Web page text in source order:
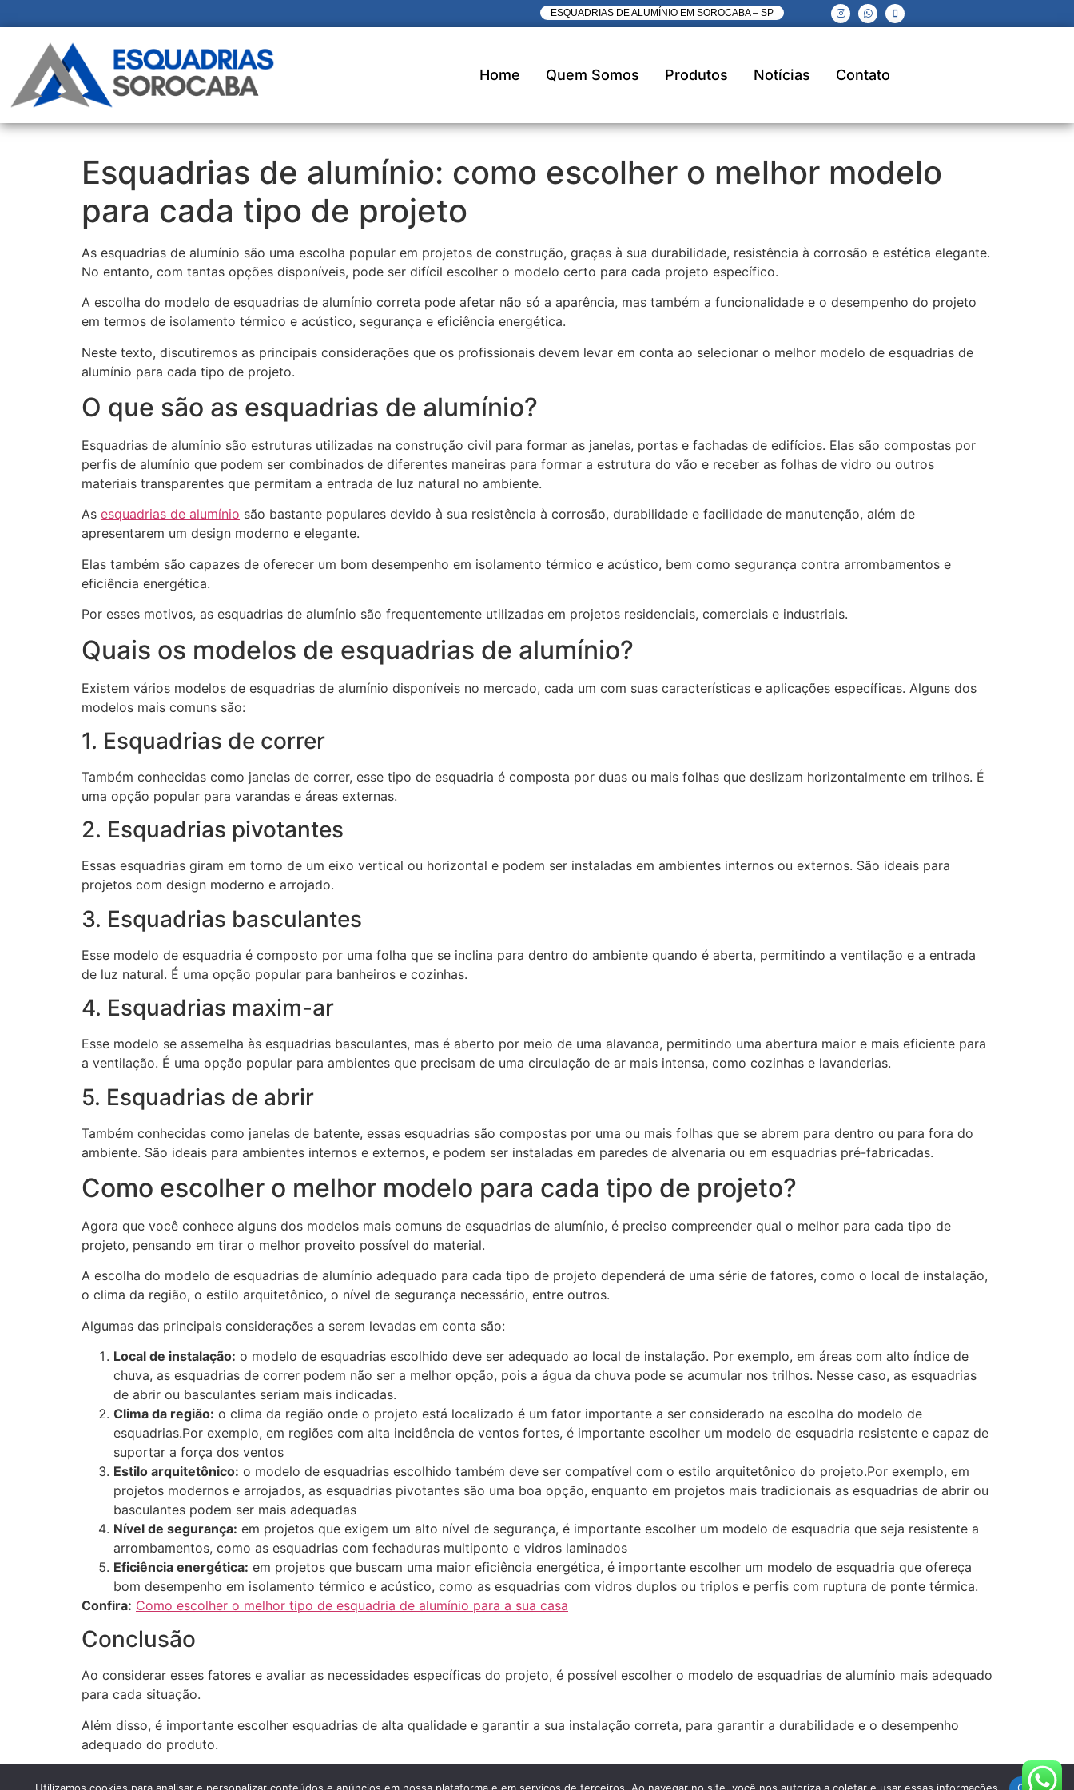
ESQUADRIAS DE ALUMÍNIO EM SOROCABA – SP
Home Quem Somos Produtos Notícias Contato
Esquadrias de alumínio: como escolher o melhor modelo
para cada tipo de projeto
As esquadrias de alumínio são uma escolha popular em projetos de construção, graças à sua durabilidade, resistência à corrosão e estética elegante.
No entanto, com tantas opções disponíveis, pode ser difícil escolher o modelo certo para cada projeto específico.
A escolha do modelo de esquadrias de alumínio correta pode afetar não só a aparência, mas também a funcionalidade e o desempenho do projeto
em termos de isolamento térmico e acústico, segurança e eficiência energética.
Neste texto, discutiremos as principais considerações que os profissionais devem levar em conta ao selecionar o melhor modelo de esquadrias de
alumínio para cada tipo de projeto.
O que são as esquadrias de alumínio?
Esquadrias de alumínio são estruturas utilizadas na construção civil para formar as janelas, portas e fachadas de edifícios. Elas são compostas por
perfis de alumínio que podem ser combinados de diferentes maneiras para formar a estrutura do vão e receber as folhas de vidro ou outros
materiais transparentes que permitam a entrada de luz natural no ambiente.
As esquadrias de alumínio são bastante populares devido à sua resistência à corrosão, durabilidade e facilidade de manutenção, além de
apresentarem um design moderno e elegante.
Elas também são capazes de oferecer um bom desempenho em isolamento térmico e acústico, bem como segurança contra arrombamentos e
eficiência energética.
Por esses motivos, as esquadrias de alumínio são frequentemente utilizadas em projetos residenciais, comerciais e industriais.
Quais os modelos de esquadrias de alumínio?
Existem vários modelos de esquadrias de alumínio disponíveis no mercado, cada um com suas características e aplicações específicas. Alguns dos
modelos mais comuns são:
1. Esquadrias de correr
Também conhecidas como janelas de correr, esse tipo de esquadria é composta por duas ou mais folhas que deslizam horizontalmente em trilhos. É
uma opção popular para varandas e áreas externas.
2. Esquadrias pivotantes
Essas esquadrias giram em torno de um eixo vertical ou horizontal e podem ser instaladas em ambientes internos ou externos. São ideais para
projetos com design moderno e arrojado.
3. Esquadrias basculantes
Esse modelo de esquadria é composto por uma folha que se inclina para dentro do ambiente quando é aberta, permitindo a ventilação e a entrada
de luz natural. É uma opção popular para banheiros e cozinhas.
4. Esquadrias maxim-ar
Esse modelo se assemelha às esquadrias basculantes, mas é aberto por meio de uma alavanca, permitindo uma abertura maior e mais eficiente para
a ventilação. É uma opção popular para ambientes que precisam de uma circulação de ar mais intensa, como cozinhas e lavanderias.
5. Esquadrias de abrir
Também conhecidas como janelas de batente, essas esquadrias são compostas por uma ou mais folhas que se abrem para dentro ou para fora do
ambiente. São ideais para ambientes internos e externos, e podem ser instaladas em paredes de alvenaria ou em esquadrias pré-fabricadas.
Como escolher o melhor modelo para cada tipo de projeto?
Agora que você conhece alguns dos modelos mais comuns de esquadrias de alumínio, é preciso compreender qual o melhor para cada tipo de
projeto, pensando em tirar o melhor proveito possível do material.
A escolha do modelo de esquadrias de alumínio adequado para cada tipo de projeto dependerá de uma série de fatores, como o local de instalação,
o clima da região, o estilo arquitetônico, o nível de segurança necessário, entre outros.
Algumas das principais considerações a serem levadas em conta são:
Local de instalação: o modelo de esquadrias escolhido deve ser adequado ao local de instalação. Por exemplo, em áreas com alto índice de
chuva, as esquadrias de correr podem não ser a melhor opção, pois a água da chuva pode se acumular nos trilhos. Nesse caso, as esquadrias
de abrir ou basculantes seriam mais indicadas.
Clima da região: o clima da região onde o projeto está localizado é um fator importante a ser considerado na escolha do modelo de
esquadrias.Por exemplo, em regiões com alta incidência de ventos fortes, é importante escolher um modelo de esquadria resistente e capaz de
suportar a força dos ventos
Estilo arquitetônico: o modelo de esquadrias escolhido também deve ser compatível com o estilo arquitetônico do projeto.Por exemplo, em
projetos modernos e arrojados, as esquadrias pivotantes são uma boa opção, enquanto em projetos mais tradicionais as esquadrias de abrir ou
basculantes podem ser mais adequadas
Nível de segurança: em projetos que exigem um alto nível de segurança, é importante escolher um modelo de esquadria que seja resistente a
arrombamentos, como as esquadrias com fechaduras multiponto e vidros laminados
Eficiência energética: em projetos que buscam uma maior eficiência energética, é importante escolher um modelo de esquadria que ofereça
bom desempenho em isolamento térmico e acústico, como as esquadrias com vidros duplos ou triplos e perfis com ruptura de ponte térmica.
Confira: Como escolher o melhor tipo de esquadria de alumínio para a sua casa
Conclusão
Ao considerar esses fatores e avaliar as necessidades específicas do projeto, é possível escolher o modelo de esquadrias de alumínio mais adequado
para cada situação.
Além disso, é importante escolher esquadrias de alta qualidade e garantir a sua instalação correta, para garantir a durabilidade e o desempenho
adequado do produto.
2023 – Esquadrias Sorocaba – Esquadrias de Aluminio para Portas, Janelas e Estruturas em Geral. Todos os Direitos Reservados